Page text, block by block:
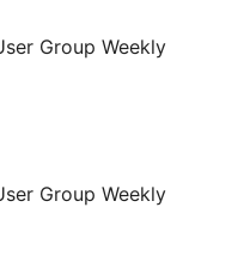
Group Weekly
Group Weekly